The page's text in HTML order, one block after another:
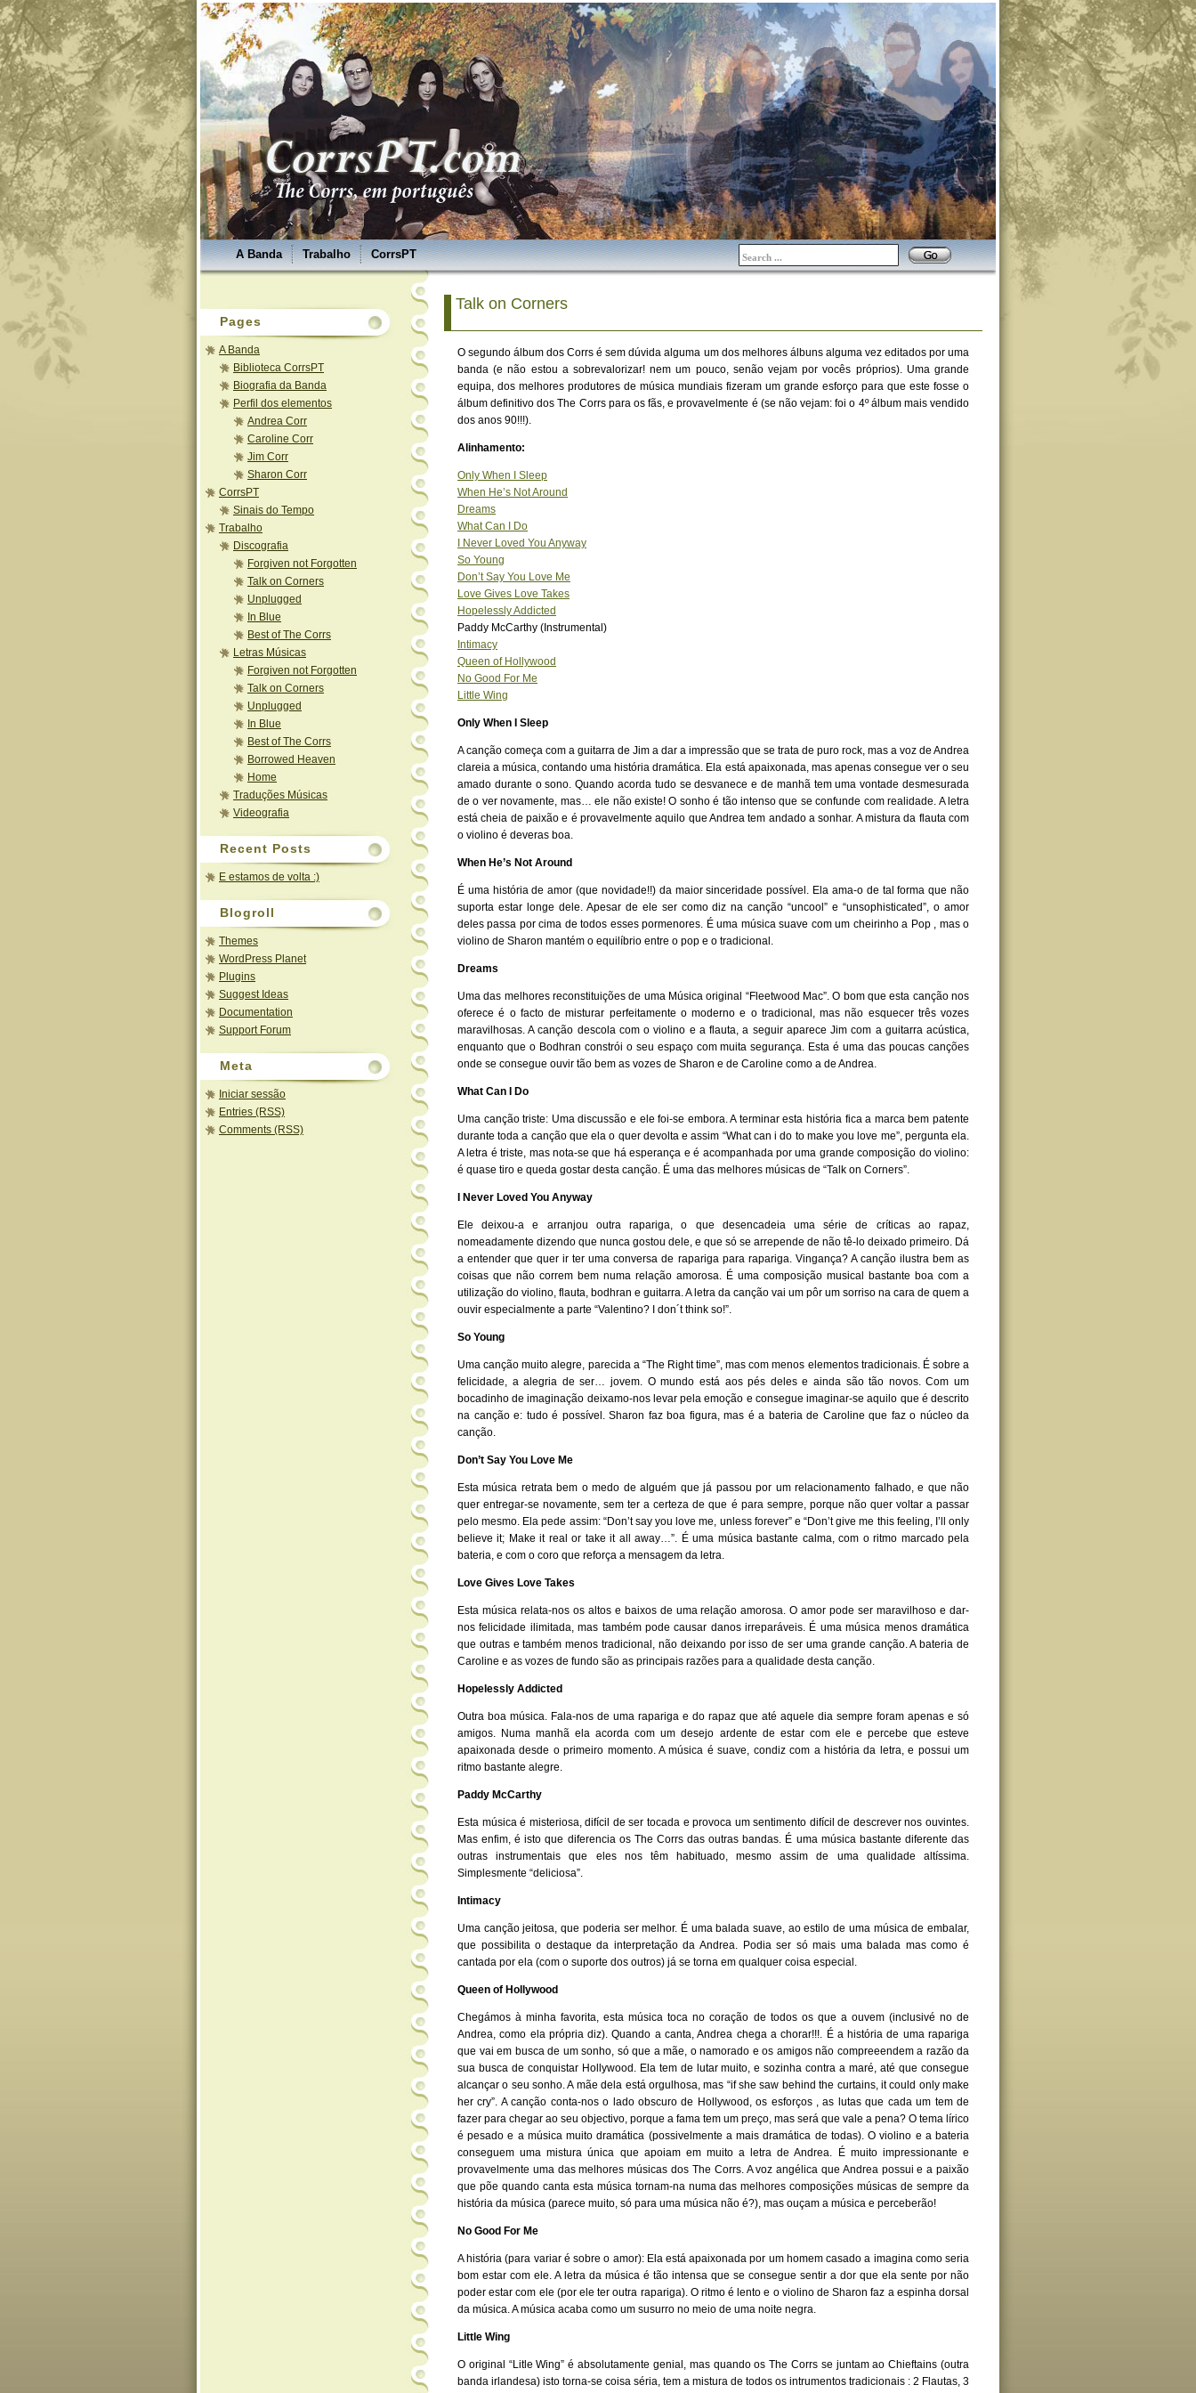
A Banda Trabalho CorrsPT
Pages
A Banda
Biblioteca CorrsPT
Biografia da Banda
Perfil dos elementos
Andrea Corr
Caroline Corr
Jim Corr
Sharon Corr
CorrsPT
Sinais do Tempo
Trabalho
Discografia
Forgiven not Forgotten
Talk on Corners
Unplugged
In Blue
Best of The Corrs
Letras Músicas
Forgiven not Forgotten
Talk on Corners
Unplugged
In Blue
Best of The Corrs
Borrowed Heaven
Home
Traduções Músicas
Videografia
Recent Posts
E estamos de volta :)
Blogroll
Themes
WordPress Planet
Plugins
Suggest Ideas
Documentation
Support Forum
Meta
Iniciar sessão
Entries (RSS)
Comments (RSS)
Talk on Corners
O segundo álbum dos Corrs é sem dúvida alguma um dos melhores álbuns alguma vez editados por uma
banda (e não estou a sobrevalorizar! nem um pouco, senão vejam por vocês próprios). Uma grande
equipa, dos melhores produtores de música mundiais fizeram um grande esforço para que este fosse o
álbum definitivo dos The Corrs para os fãs, e provavelmente é (se não vejam: foi o 4º álbum mais vendido
dos anos 90!!!).
Alinhamento:
Only When I Sleep
When He’s Not Around
Dreams
What Can I Do
I Never Loved You Anyway
So Young
Don’t Say You Love Me
Love Gives Love Takes
Hopelessly Addicted
Paddy McCarthy (Instrumental)
Intimacy
Queen of Hollywood
No Good For Me
Little Wing
Only When I Sleep
A canção começa com a guitarra de Jim a dar a impressão que se trata de puro rock, mas a voz de Andrea
clareia a música, contando uma história dramática. Ela está apaixonada, mas apenas consegue ver o seu
amado durante o sono. Quando acorda tudo se desvanece e de manhã tem uma vontade desmesurada
de o ver novamente, mas… ele não existe! O sonho é tão intenso que se confunde com realidade. A letra
está cheia de paixão e é provavelmente aquilo que Andrea tem andado a sonhar. A mistura da flauta com
o violino é deveras boa.
When He’s Not Around
É uma história de amor (que novidade!!) da maior sinceridade possível. Ela ama-o de tal forma que não
suporta estar longe dele. Apesar de ele ser como diz na canção “uncool” e “unsophisticated”, o amor
deles passa por cima de todos esses pormenores. É uma música suave com um cheirinho a Pop , mas o
violino de Sharon mantém o equilíbrio entre o pop e o tradicional.
Dreams
Uma das melhores reconstituições de uma Música original “Fleetwood Mac”. O bom que esta canção nos
oferece é o facto de misturar perfeitamente o moderno e o tradicional, mas não esquecer três vozes
maravilhosas. A canção descola com o violino e a flauta, a seguir aparece Jim com a guitarra acústica,
enquanto que o Bodhran constrói o seu espaço com muita segurança. Esta é uma das poucas canções
onde se consegue ouvir tão bem as vozes de Sharon e de Caroline como a de Andrea.
What Can I Do
Uma canção triste: Uma discussão e ele foi-se embora. A terminar esta história fica a marca bem patente
durante toda a canção que ela o quer devolta e assim “What can i do to make you love me”, pergunta ela.
A letra é triste, mas nota-se que há esperança e é acompanhada por uma grande composição do violino:
é quase tiro e queda gostar desta canção. É uma das melhores músicas de “Talk on Corners”.
I Never Loved You Anyway
Ele deixou-a e arranjou outra rapariga, o que desencadeia uma série de críticas ao rapaz,
nomeadamente dizendo que nunca gostou dele, e que só se arrepende de não tê-lo deixado primeiro. Dá
a entender que quer ir ter uma conversa de rapariga para rapariga. Vingança? A canção ilustra bem as
coisas que não correm bem numa relação amorosa. É uma composição musical bastante boa com a
utilização do violino, flauta, bodhran e guitarra. A letra da canção vai um pôr um sorriso na cara de quem a
ouvir especialmente a parte “Valentino? I don´t think so!”.
So Young
Uma canção muito alegre, parecida a “The Right time”, mas com menos elementos tradicionais. É sobre a
felicidade, a alegria de ser… jovem. O mundo está aos pés deles e ainda são tão novos. Com um
bocadinho de imaginação deixamo-nos levar pela emoção e consegue imaginar-se aquilo que é descrito
na canção e: tudo é possível. Sharon faz boa figura, mas é a bateria de Caroline que faz o núcleo da
canção.
Don’t Say You Love Me
Esta música retrata bem o medo de alguém que já passou por um relacionamento falhado, e que não
quer entregar-se novamente, sem ter a certeza de que é para sempre, porque não quer voltar a passar
pelo mesmo. Ela pede assim: “Don’t say you love me, unless forever” e “Don’t give me this feeling, I’ll only
believe it; Make it real or take it all away…”. É uma música bastante calma, com o ritmo marcado pela
bateria, e com o coro que reforça a mensagem da letra.
Love Gives Love Takes
Esta música relata-nos os altos e baixos de uma relação amorosa. O amor pode ser maravilhoso e dar-
nos felicidade ilimitada, mas também pode causar danos irreparáveis. É uma música menos dramática
que outras e também menos tradicional, não deixando por isso de ser uma grande canção. A bateria de
Caroline e as vozes de fundo são as principais razões para a qualidade desta canção.
Hopelessly Addicted
Outra boa música. Fala-nos de uma rapariga e do rapaz que até aquele dia sempre foram apenas e só
amigos. Numa manhã ela acorda com um desejo ardente de estar com ele e percebe que esteve
apaixonada desde o primeiro momento. A música é suave, condiz com a história da letra, e possui um
ritmo bastante alegre.
Paddy McCarthy
Esta música é misteriosa, difícil de ser tocada e provoca um sentimento difícil de descrever nos ouvintes.
Mas enfim, é isto que diferencia os The Corrs das outras bandas. É uma música bastante diferente das
outras instrumentais que eles nos têm habituado, mesmo assim de uma qualidade altíssima.
Simplesmente “deliciosa”.
Intimacy
Uma canção jeitosa, que poderia ser melhor. É uma balada suave, ao estilo de uma música de embalar,
que possibilita o destaque da interpretação da Andrea. Podia ser só mais uma balada mas como é
cantada por ela (com o suporte dos outros) já se torna em qualquer coisa especial.
Queen of Hollywood
Chegámos à minha favorita, esta música toca no coração de todos os que a ouvem (inclusivé no de
Andrea, como ela própria diz). Quando a canta, Andrea chega a chorar!!!. É a história de uma rapariga
que vai em busca de um sonho, só que a mãe, o namorado e os amigos não compreeendem a razão da
sua busca de conquistar Hollywood. Ela tem de lutar muito, e sozinha contra a maré, até que consegue
alcançar o seu sonho. A mãe dela está orgulhosa, mas “if she saw behind the curtains, it could only make
her cry”. A canção conta-nos o lado obscuro de Hollywood, os esforços , as lutas que cada um tem de
fazer para chegar ao seu objectivo, porque a fama tem um preço, mas será que vale a pena? O tema lírico
é pesado e a música muito dramática (possivelmente a mais dramática de todas). O violino e a bateria
conseguem uma mistura única que apoiam em muito a letra de Andrea. É muito impressionante e
provavelmente uma das melhores músicas dos The Corrs. A voz angélica que Andrea possui e a paixão
que põe quando canta esta música tornam-na numa das melhores composições músicas de sempre da
história da música (parece muito, só para uma música não é?), mas ouçam a música e perceberão!
No Good For Me
A história (para variar é sobre o amor): Ela está apaixonada por um homem casado a imagina como seria
bom estar com ele. A letra da música é tão intensa que se consegue sentir a dor que ela sente por não
poder estar com ele (por ele ter outra rapariga). O ritmo é lento e o violino de Sharon faz a espinha dorsal
da música. A música acaba como um susurro no meio de uma noite negra.
Little Wing
O original “Litle Wing” é absolutamente genial, mas quando os The Corrs se juntam ao Chieftains (outra
banda irlandesa) isto torna-se coisa séria, tem a mistura de todos os intrumentos tradicionais : 2 Flautas, 3